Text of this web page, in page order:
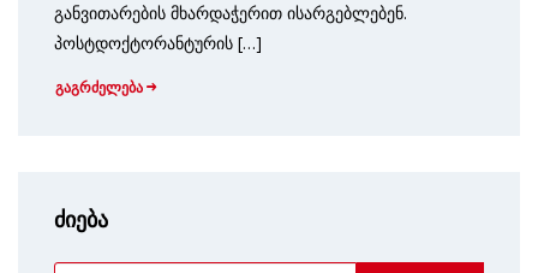
განვითარების მხარდაჭერით ისარგებლებენ.
პოსტდოქტორანტურის […]
გაგრძელება
ძიება